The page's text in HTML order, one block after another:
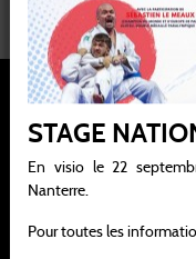
STAGE
En visio le 22
Nanterre.
Pour toutes les